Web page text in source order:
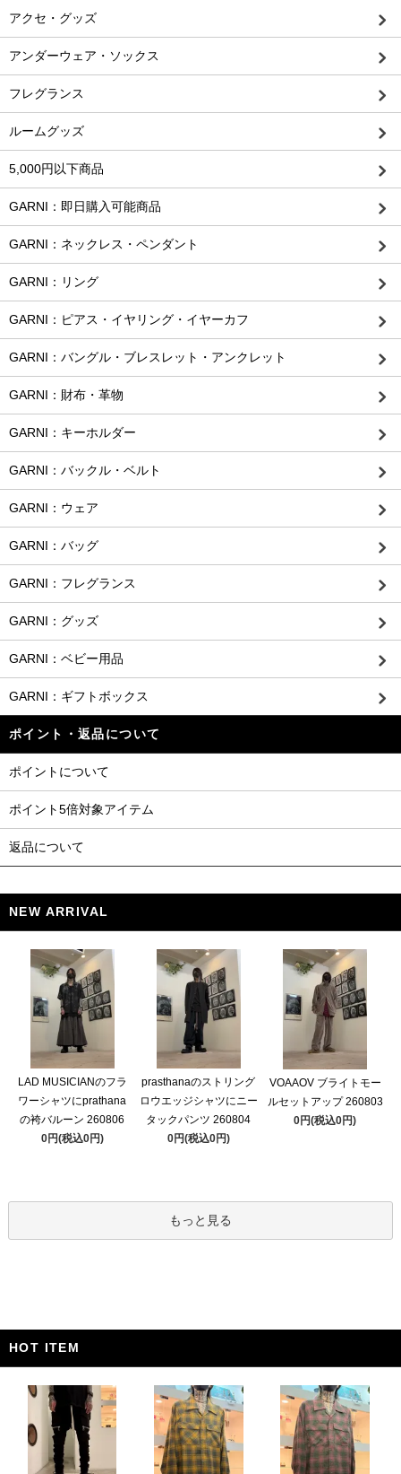
アクセ・グッズ
アンダーウェア・ソックス
フレグランス
ルームグッズ
5,000円以下商品
GARNI：即日購入可能商品
GARNI：ネックレス・ペンダント
GARNI：リング
GARNI：ピアス・イヤリング・イヤーカフ
GARNI：バングル・ブレスレット・アンクレット
GARNI：財布・革物
GARNI：キーホルダー
GARNI：バックル・ベルト
GARNI：ウェア
GARNI：バッグ
GARNI：フレグランス
GARNI：グッズ
GARNI：ベビー用品
GARNI：ギフトボックス
ポイント・返品について
ポイントについて
ポイント5倍対象アイテム
返品について
NEW ARRIVAL
LAD MUSICIANのフラ
ワーシャツにprathana
の袴バルーン 260806
0円(税込0円)
prasthanaのストリング
ロウエッジシャツにニー
タックパンツ 260804
0円(税込0円)
VOAAOV ブライトモー
ルセットアップ 260803
0円(税込0円)
もっと見る
HOT ITEM